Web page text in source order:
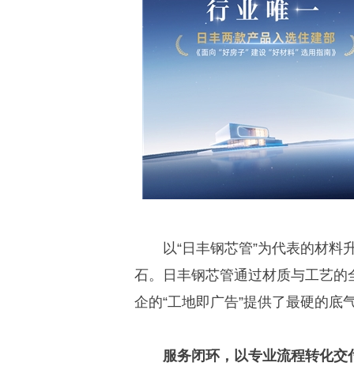
以“日丰钢芯管”为代表的材
石。日丰钢芯管通过材质与工艺
企的“工地即广告”提供了最硬的底
服务闭环，以专业流程转化交